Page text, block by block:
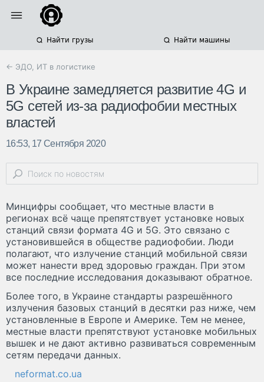
Найти грузы Найти машины
← ЭДО, ИТ в логистике
В Украине замедляется развитие 4G и
5G сетей из-за радиофобии местных
властей
16:53, 17 Сентября 2020
Минцифры сообщает, что местные власти в
регионах всё чаще препятствует установке новых
станций связи формата 4G и 5G. Это связано с
установившейся в обществе радиофобии. Люди
полагают, что излучение станций мобильной связи
может нанести вред здоровью граждан. При этом
все последние исследования доказывают обратное.
Более того, в Украине стандарты разрешённого
излучения базовых станций в десятки раз ниже, чем
установленные в Европе и Америке. Тем не менее,
местные власти препятствуют установке мобильных
вышек и не дают активно развиваться современным
сетям передачи данных.
neformat.co.ua